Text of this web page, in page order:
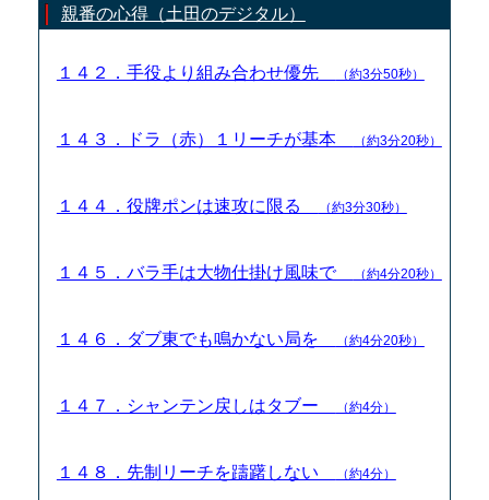
親番の心得（土田のデジタル）
１４２．手役より組み合わせ優先 （約3分50秒）
１４３．ドラ（赤）１リーチが基本 （約3分20秒）
１４４．役牌ポンは速攻に限る （約3分30秒）
１４５．バラ手は大物仕掛け風味で （約4分20秒）
１４６．ダブ東でも鳴かない局を （約4分20秒）
１４７．シャンテン戻しはタブー （約4分）
１４８．先制リーチを躊躇しない （約4分）